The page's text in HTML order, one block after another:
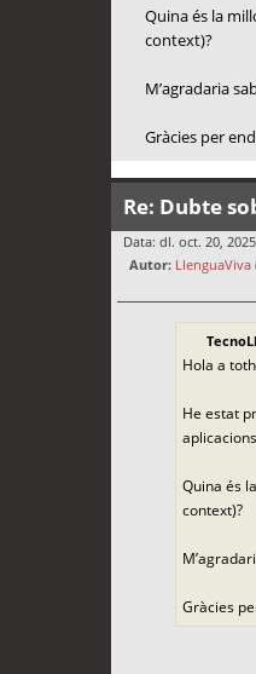
Quina és la
context)?
M’agradaria
Gràcies per
Re: Dubte
Data: dl. oct. 20,
Autor: LlenguaViva
Hola a
He estat
Quina és
context)?
Gràcies